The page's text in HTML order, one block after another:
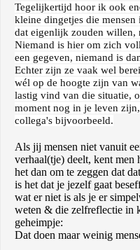
Tegelijkertijd hoor ik ook
kleine dingetjes die
dat eigenlijk zouden willen,
Niemand is hier om zich
een gegeven, niemand is
Echter zijn ze vaak wel
wél op de hoogte zijn van
lastig vind van die situatie,
moment nog in je leven
collega's bijvoorbeeld.
Als jij mensen niet vanuit
verhaal(tje) deelt, kent men
het dan om te zeggen dat
is het dat je jezelf gaat
wat er niet is als je er
weten & die zelfreflectie in
geheimpje:
Dat doen maar weinig